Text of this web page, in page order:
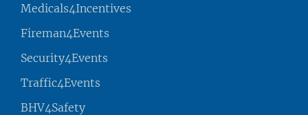
Medicals4Incentives
Fireman4Events
Security4Events
Traffic4Events
BHV4Safety